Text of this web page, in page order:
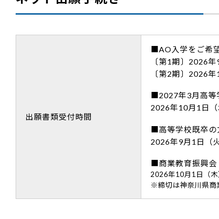
出願書類受付時間
■AO入学をご希
〔第1期〕2026
〔第2期〕2026
■2027年3月高
2026年10月1日
■高等学校既卒の
2026年9月1日（
■商業教育振興会
2026年10月1日（
※締切は神奈川県商